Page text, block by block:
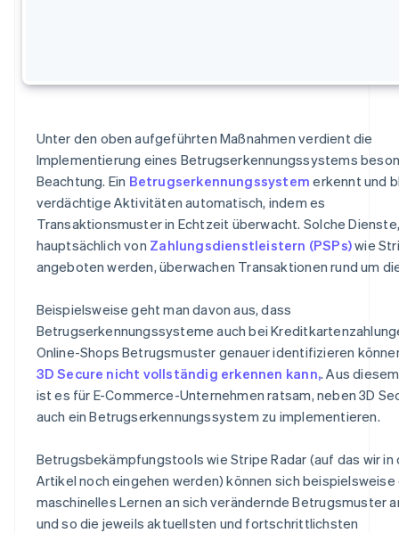
Unter den oben aufgeführten Maßnahmen verdient die
Implementierung eines Betrugserkennungssystems
Beachtung. Ein Betrugserkennungssystem erkennt und
verdächtige Aktivitäten automatisch, indem es
Transaktionsmuster in Echtzeit überwacht. Solche
hauptsächlich von Zahlungsdienstleistern (PSPs)wie
angeboten werden, überwachen Transaktionen rund um
Beispielsweise geht man davon aus, dass
Betrugserkennungssysteme auch bei
Online-Shops Betrugsmuster genauer identifizieren
3D Secure nicht vollständig erkennen kann,. Aus
ist es für E-Commerce-Unternehmen ratsam, neben 3D
auch ein Betrugserkennungssystem zu implementieren.
Betrugsbekämpfungstools wie Stripe Radar (auf das wir in
Artikel noch eingehen werden) können sich beispielsweise
maschinelles Lernen an sich verändernde Betrugsmuster
und so die jeweils aktuellsten und fortschrittlichsten